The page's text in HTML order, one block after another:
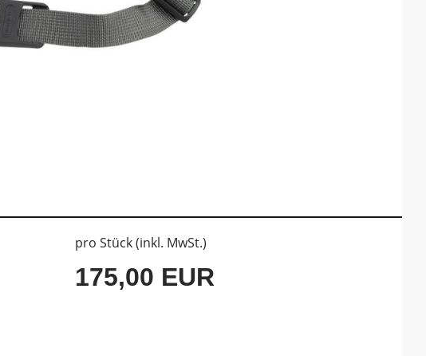
pro Stück (inkl. MwSt.)
175,00 EUR